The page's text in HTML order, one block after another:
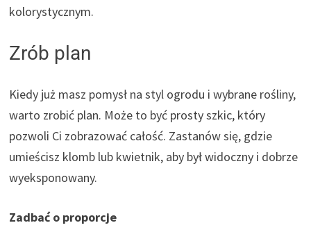
kolorystycznym.
Zrób plan
Kiedy już masz pomysł na styl ogrodu i wybrane rośliny,
warto zrobić plan. Może to być prosty szkic, który
pozwoli Ci zobrazować całość. Zastanów się, gdzie
umieścisz klomb lub kwietnik, aby był widoczny i dobrze
wyeksponowany.
Zadbać o proporcje